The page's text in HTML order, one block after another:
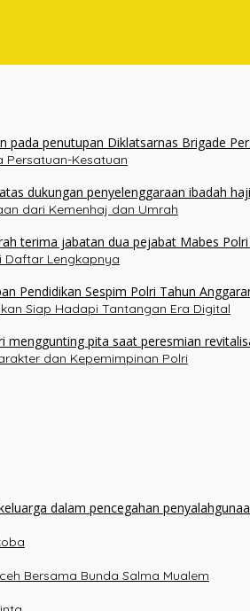
Persatuan-Kesatuan
dari Kemenhaj dan Umrah
Daftar Lengkapnya
Siap Hadapi Tantangan Era Digital
dan Kepemimpinan Polri
Bersama Bunda Salma Mualem